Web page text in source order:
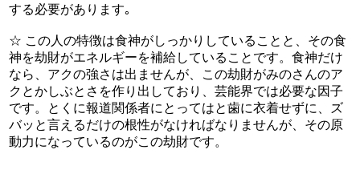
する必要があります｡
☆ この人の特徴は食神がしっかりしていることと、その食
神を劫財がエネルギーを補給していることです。食神だけ
なら、アクの強さは出ませんが、この劫財がみのさんのア
クとかしぶとさを作り出しており、芸能界では必要な因子
です。とくに報道関係者にとってはと歯に衣着せずに、ズ
バッと言えるだけの根性がなければなりませんが、その原
動力になっているのがこの劫財です。